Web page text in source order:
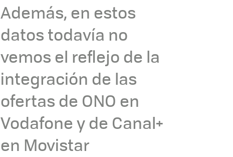
Además, en estos
datos todavía no
vemos el reflejo de la
integración de las
ofertas de ONO en
Vodafone y de Canal+
en Movistar